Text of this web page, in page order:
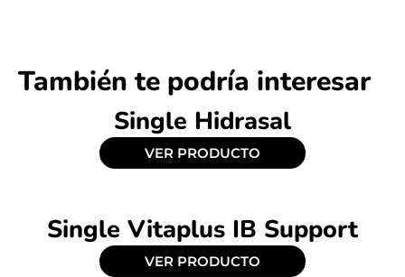
También te podría interesar
Single Hidrasal
VER PRODUCTO
Single Vitaplus IB Support
VER PRODUCTO